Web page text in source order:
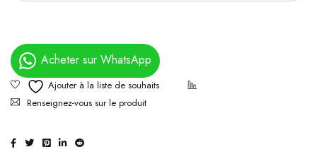
Acheter sur WhatsApp
Renseignez-vous sur le produit